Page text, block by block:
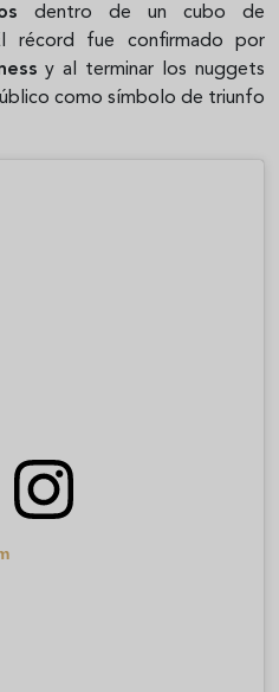
dentro de un cubo de
récord fue confirmado por
y al terminar los nuggets
como símbolo de triunfo